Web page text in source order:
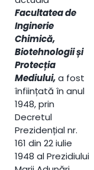
Facultatea de
Inginerie
Chimică,
Biotehnologii și
Protecția
Mediului,a fost
înființată în anul
1948, prin
Decretul
Prezidențial nr.
161 din 22 iulie
1948 al Prezidiului